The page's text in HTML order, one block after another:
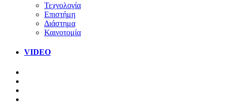
Τεχνολογία
Επιστήμη
Διάστημα
Καινοτομία
VIDEO